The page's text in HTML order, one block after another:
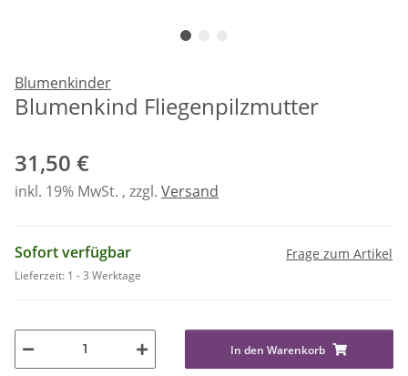
Blumenkinder
Blumenkind Fliegenpilzmutter
31,50 €
inkl. 19% MwSt. , zzgl. Versand
Sofort verfügbar
Lieferzeit: 1 - 3 Werktage
Frage zum Artikel
In den Warenkorb